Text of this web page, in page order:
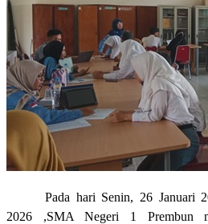
Pada hari Senin, 26 Januari
2026 ,SMA Negeri 1 Prembun